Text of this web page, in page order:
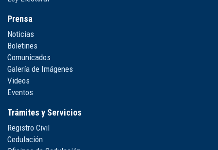
Prensa
Noticias
Boletines
Comunicados
Galería de Imágenes
Videos
Eventos
Trámites y Servicios
Registro Civil
Cedulación